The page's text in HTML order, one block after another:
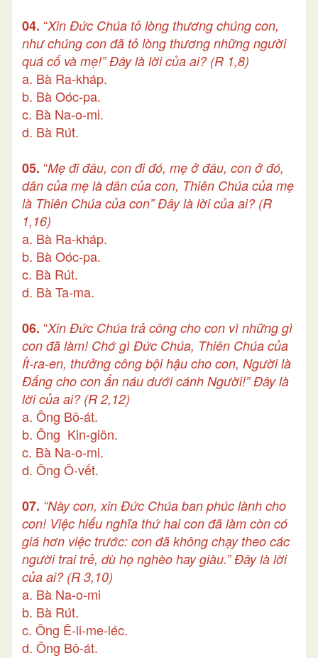
04. “Xin Đức Chúa tỏ lòng thương chúng con,
như chúng con đã tỏ lòng thương những người
quá cố và mẹ!” Đây là lời của ai? (R 1,8)
a. Bà Ra-kháp.
b. Bà Oóc-pa.
c. Bà Na-o-mi.
d. Bà Rút.
05. “Mẹ đi đâu, con đi đó, mẹ ở đâu, con ở đó,
dân của mẹ là dân của con, Thiên Chúa của mẹ
là Thiên Chúa của con” Đây là lời của ai? (R
1,16)
a. Bà Ra-kháp.
b. Bà Oóc-pa.
c. Bà Rút.
d. Bà Ta-ma.
06. “Xin Đức Chúa trả công cho con vì những gì
con đã làm! Chớ gì Đức Chúa, Thiên Chúa của
Ít-ra-en, thưởng công bội hậu cho con, Người là
Đấng cho con ẩn náu dưới cánh Người!” Đây là
lời của ai? (R 2,12)
a. Ông Bô-át.
b. Ông Kin-giôn.
c. Bà Na-o-mi.
d. Ông Ô-vết.
07. “Này con, xin Đức Chúa ban phúc lành cho
con! Việc hiếu nghĩa thứ hai con đã làm còn có
giá hơn việc trước: con đã không chạy theo các
người trai trẻ, dù họ nghèo hay giàu.” Đây là lời
của ai? (R 3,10)
a. Bà Na-o-mi
b. Bà Rút.
c. Ông Ê-li-me-léc.
d. Ông Bô-át.